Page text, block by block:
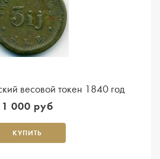
весовой токен 1840 год
1 000 руб
КУПИТЬ